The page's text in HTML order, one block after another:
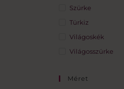
Szürke
Türkiz
Világoskék
Világosszürke
Méret